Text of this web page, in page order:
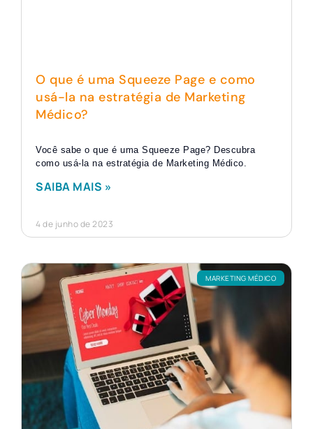
O que é uma Squeeze Page e como
usá-la na estratégia de Marketing
Médico?
Você sabe o que é uma Squeeze Page? Descubra
como usá-la na estratégia de Marketing Médico.
SAIBA MAIS »
4 de junho de 2023
MARKETING MÉDICO